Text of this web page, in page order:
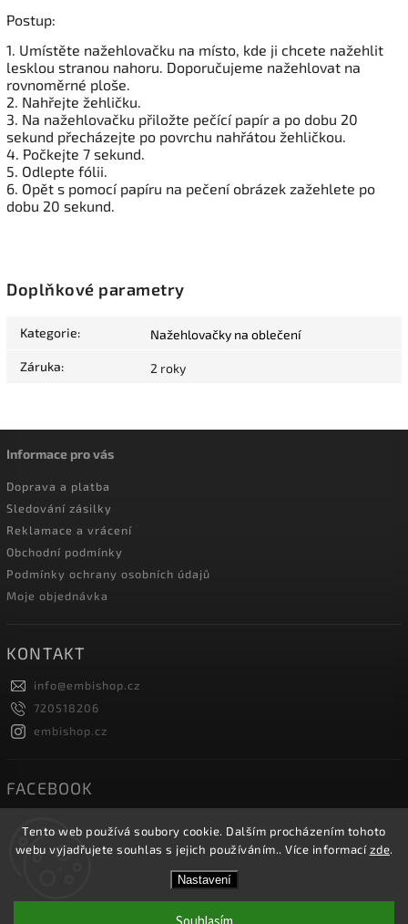
Tento web používá soubory cookie. Dalším procházením tohoto
webu vyjadřujete souhlas s jejich používáním.. Více informacízde.
Nastavení
Postup:
1. Umístěte nažehlovačku na místo, kde ji chcete nažehlit
lesklou stranou nahoru. Doporučujeme nažehlovat na
rovnoměrné ploše.
2. Nahřejte žehličku.
3. Na nažehlovačku přiložte pečící papír a po dobu 20
sekund přecházejte po povrchu nahřátou žehličkou.
4. Počkejte 7 sekund.
5. Odlepte fólii.
6. Opět s pomocí papíru na pečení obrázek zažehlete po
dobu 20 sekund.
Doplňkové parametry
Kategorie: Nažehlovačky na oblečení
Záruka: 2 roky
Informace pro vás
Doprava a platba
Sledování zásilky
Reklamace a vrácení
Obchodní podmínky
Podmínky ochrany osobních údajů
Moje objednávka
KONTAKT
info@embishop.cz
720518206
embishop.cz
FACEBOOK
Embishop.cz. Všechna práva vyhrazena.
Shoptet| DesignShoptak.cz.